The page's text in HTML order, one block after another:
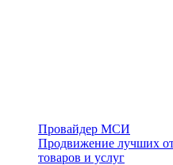
Провайдер МСИ
Продвижение лучших
товаров и услуг